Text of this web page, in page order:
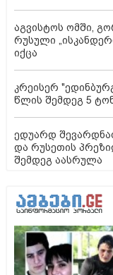
აგვისტოს ომში,
რუსული
იქცა
კრეისერ
წლის შემდეგ 5
ედუარდ
და რუსეთის
შემდეგ აასრულა